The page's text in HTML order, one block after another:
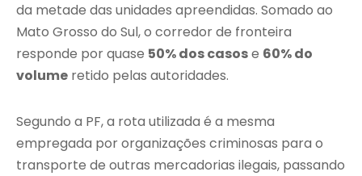
da metade das unidades apreendidas. Somado ao
Mato Grosso do Sul, o corredor de fronteira
responde por quase 50% dos casose 60% do
volume retido pelas autoridades.
Segundo a PF, a rota utilizada é a mesma
empregada por organizações criminosas para o
transporte de outras mercadorias ilegais, passando